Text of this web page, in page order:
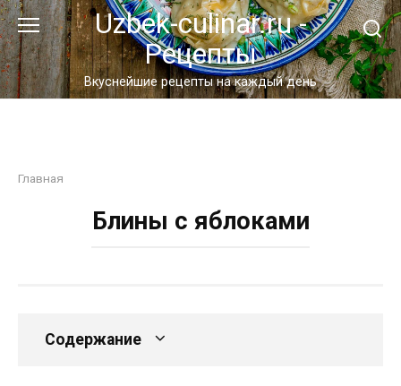
Перейти
к
контенту
Uzbek-culinar.ru -
Рецепты
Вкуснейшие рецепты на каждый день
Главная
Блины с яблоками
Содержание